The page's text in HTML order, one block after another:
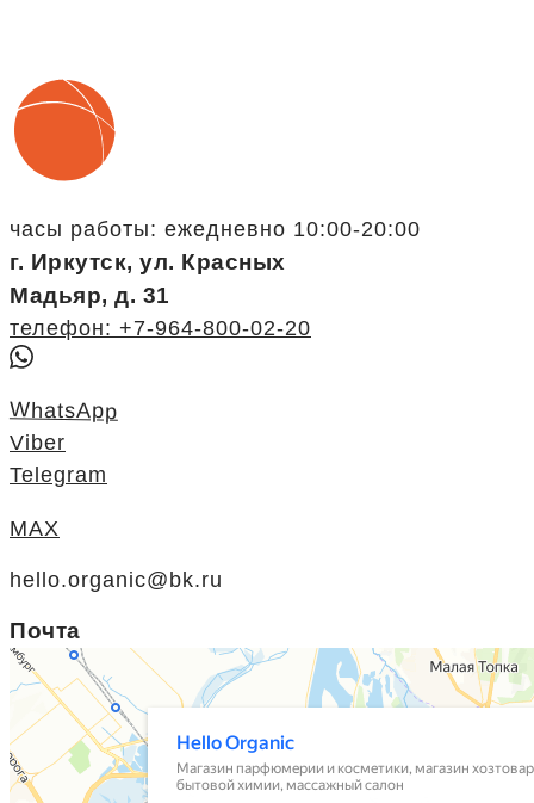
часы работы: ежедневно 10:00-20:00
г. Иркутск, ул. Красных
Мадьяр, д. 31
телефон: +7-964-800-02-20
WhatsApp
Viber
Telegram
MAX
hello.organic@bk.ru
Почта